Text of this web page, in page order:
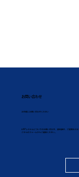
お問い合わせ
​お気軽にお問い合わせください
KAPシステムについてのお問い合わせ、資料請求、ご質問などは
こちらのフォームからご連絡ください。